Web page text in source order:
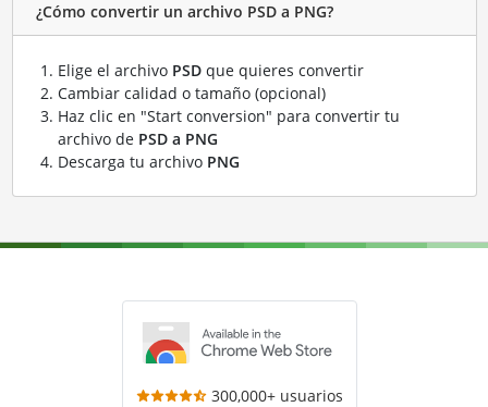
¿Cómo convertir un archivo PSD a PNG?
Elige el archivo PSDque quieres convertir
Cambiar calidad o tamaño (opcional)
Haz clic en "Start conversion" para convertir tu
archivo de PSD a PNG
Descarga tu archivo PNG
300,000+ usuarios